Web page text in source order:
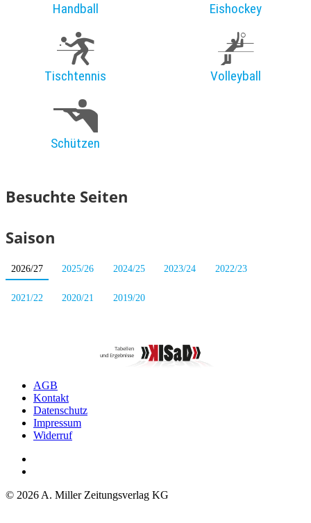
Handball Eishockey
Tischtennis Volleyball
Schützen
Besuchte Seiten
Saison
2026/27 2025/26 2024/25 2023/24 2022/23
2021/22 2020/21 2019/20
AGB
Kontakt
Datenschutz
Impressum
Widerruf
© 2026 A. Miller Zeitungsverlag KG